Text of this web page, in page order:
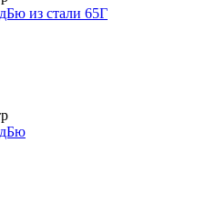
из стали 65Г